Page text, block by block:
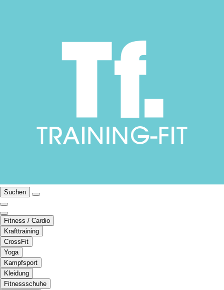
Suchen
Fitness / Cardio
Krafttraining
CrossFit
Yoga
Kampfsport
Kleidung
Fitnessschuhe